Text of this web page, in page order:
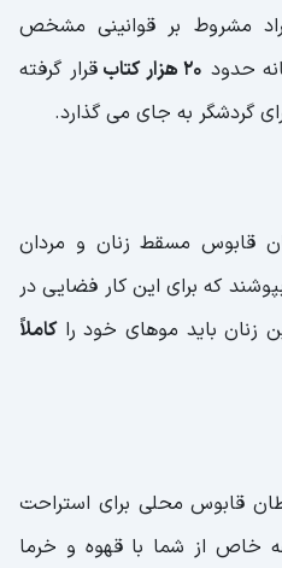
مشروط بر قوانینی مشخص
حدود 20 هزار کتاب
قرار گرفته
گردشگر به جای می گذارد.
قابوس مسقط زنان و مردان
که برای این کار فضایی در
زنان باید موهای خود راکاملاً
قابوس محلی برای استراحت
خاص از شما با قهوه و خرما